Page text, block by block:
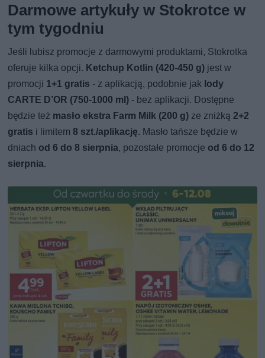
Darmowe artykuły w Stokrotce w
tym tygodniu
Jeśli lubisz promocje z darmowymi produktami, Stokrotka
oferuje kilka opcji. Ketchup Kotlin (420-450 g) jest w
promocji 1+1 gratis - z aplikacją, podobnie jak lody
CARTE D’OR (750-1000 ml) - bez aplikacji. Dostępne
będzie też masło ekstra Farm Milk (200 g) ze zniżką2+2
gratis i limitem8 szt./aplikację. Masło tańsze będzie w
dniach od 6 do 8 sierpnia, pozostałe promocje od 6 do 12
sierpnia.